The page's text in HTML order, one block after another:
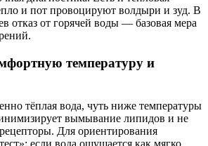
и пот провоцируют волдыри и зуд. В
отказ от горячей воды — базовая мера
температуру и
тёплая вода, чуть ниже температуры
вымывание липидов и не
Для ориентирования
если вода ощущается как мягко